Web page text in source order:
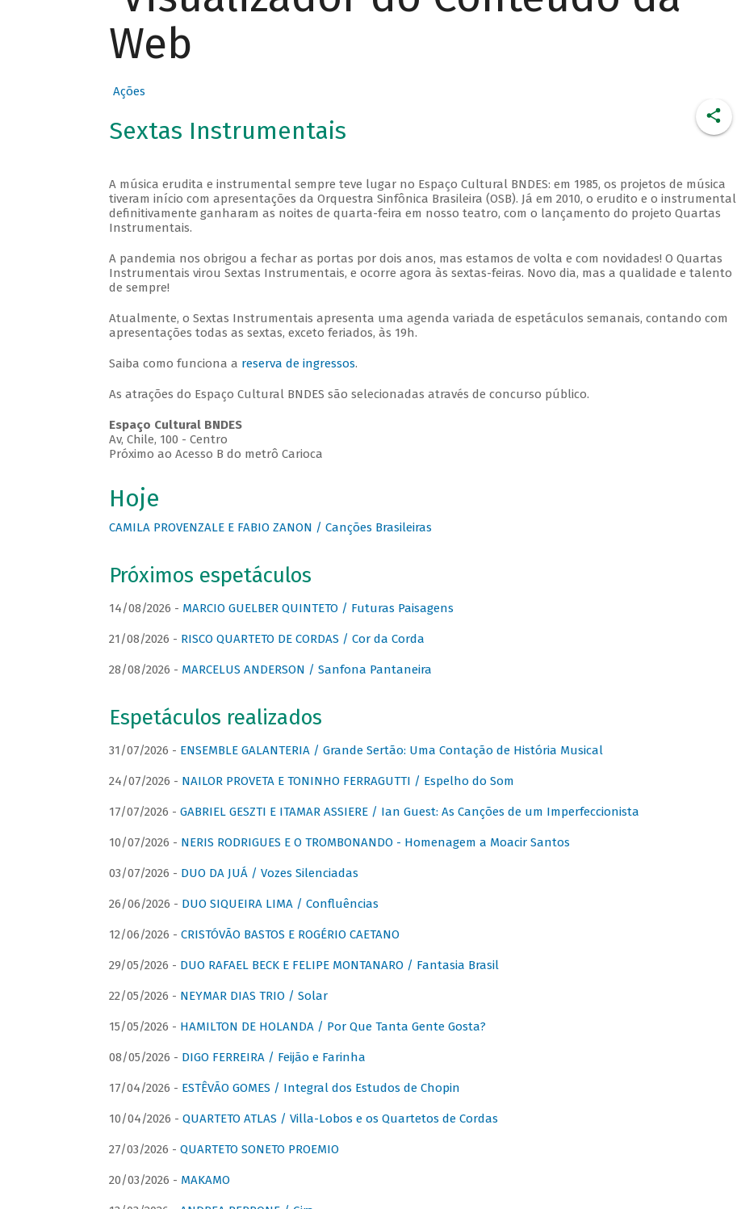
Web
Ações
Sextas Instrumentais
A música erudita e instrumental sempre teve lugar no Espaço Cultural BNDES: em 1985, os projetos de música
tiveram início com apresentações da Orquestra Sinfônica Brasileira (OSB). Já em 2010, o erudito e o instrumental
definitivamente ganharam as noites de quarta-feira em nosso teatro, com o lançamento do projeto Quartas
Instrumentais.
A pandemia nos obrigou a fechar as portas por dois anos, mas estamos de volta e com novidades! O Quartas
Instrumentais virou Sextas Instrumentais, e ocorre agora às sextas-feiras. Novo dia, mas a qualidade e talento
de sempre!
Atualmente, o Sextas Instrumentais apresenta uma agenda variada de espetáculos semanais, contando com
apresentações todas as sextas, exceto feriados, às 19h.
Saiba como funciona a reserva de ingressos.
As atrações do Espaço Cultural BNDES são selecionadas através de concurso público.
Espaço Cultural BNDES
Av, Chile, 100 - Centro
Próximo ao Acesso B do metrô Carioca
Hoje
CAMILA PROVENZALE E FABIO ZANON / Canções Brasileiras
Próximos espetáculos
14/08/2026 - MARCIO GUELBER QUINTETO / Futuras Paisagens
21/08/2026 - RISCO QUARTETO DE CORDAS / Cor da Corda
28/08/2026 - MARCELUS ANDERSON / Sanfona Pantaneira
Espetáculos realizados
31/07/2026 - ENSEMBLE GALANTERIA / Grande Sertão: Uma Contação de História Musical
24/07/2026 - NAILOR PROVETA E TONINHO FERRAGUTTI / Espelho do Som
17/07/2026 - GABRIEL GESZTI E ITAMAR ASSIERE / Ian Guest: As Canções de um Imperfeccionista
10/07/2026 - NERIS RODRIGUES E O TROMBONANDO - Homenagem a Moacir Santos
03/07/2026 - DUO DA JUÁ / Vozes Silenciadas
26/06/2026 - DUO SIQUEIRA LIMA / Confluências
12/06/2026 - CRISTÓVÃO BASTOS E ROGÉRIO CAETANO
29/05/2026 - DUO RAFAEL BECK E FELIPE MONTANARO / Fantasia Brasil
22/05/2026 - NEYMAR DIAS TRIO / Solar
15/05/2026 - HAMILTON DE HOLANDA / Por Que Tanta Gente Gosta?
08/05/2026 - DIGO FERREIRA / Feijão e Farinha
17/04/2026 - ESTÊVÃO GOMES / Integral dos Estudos de Chopin
10/04/2026 - QUARTETO ATLAS / Villa-Lobos e os Quartetos de Cordas
27/03/2026 - QUARTETO SONETO PROEMIO
20/03/2026 - MAKAMO